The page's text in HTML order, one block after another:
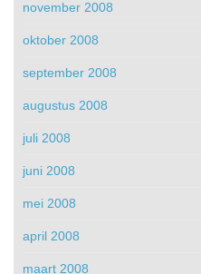
november 2008
oktober 2008
september 2008
augustus 2008
juli 2008
juni 2008
mei 2008
april 2008
maart 2008